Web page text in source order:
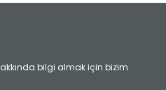
bilgi almak için bizim